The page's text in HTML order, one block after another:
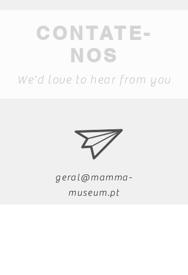
CONTATE-
NOS
We'd love to hear from you
geral@mamma-
museum.pt